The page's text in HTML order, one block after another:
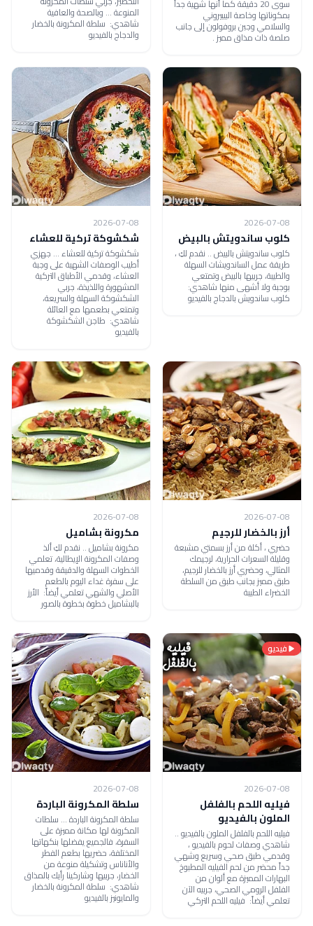
سوى 20 دقيقة كما أنها شهية جداً
بمكوناتها وخاصة البيبيروني
والسلامي وجبن بروفولون إلى جانب
صلصة ذات مذاق مميز .
المنوعة ... وبالصحة والعافية
شاهدي: سلطة المكرونة بالخضار
والدجاج بالفيديو
2026-07-08
كلوب ساندويتش بالبيض
كلوب ساندويتش بالبيض .. نقدم لكِ ،
طريقة عمل الساندويشات السهلة
والطيبة، جربيها بالبيض وتمتعي
بوجبة ولا أشهى منها شاهدي:
كلوب ساندويش بالدجاج بالفيديو
2026-07-08
شكشوكة تركية للعشاء
شكشوكة تركية للعشاء ... جهزي
أطيب الوصفات الشهية على وجبة
العشاء، وقدمي الأطباق التركية
المشهورة واللذيذة، جربي
الشكشوكة السهلة والسريعة،
وتمتعي بطعمها مع العائلة
شاهدي: طاجن الشكشوكة
بالفيديو
2026-07-08
أرز بالخضار للرجيم
حضري ، أكلة من أرز بسمتي مشبعة
وقليلة السعرات الحرارية، لرجيمك
المثالي، وحضري أرز بالخضار للرجيم،
طبق مميز بجانب طبق من السلطة
الخضراء الطيبة
2026-07-08
مكرونة بشاميل
مكرونة بشاميل .. نقدم لكِ ألذ
وصفات المكرونة الإيطالية، تعلمي
الخطوات السهلة والدقيقة وقدميها
على سفرة غداء اليوم بالطعم
الأصلي والشهي تعلمي أيضاً: الأرز
بالبشاميل خطوة بخطوة بالصور
فيديو
2026-07-08
فيليه اللحم بالفلفل
الملون بالفيديو
فيليه اللحم بالفلفل الملون بالفيديو ..
شاهدي وصفات لحوم بالفيديو ،
وقدمي طبق صحي وسريع وشهي
جداً محضر من لحم الفيليه المطبوخ
البهارات المميزة مع ألوان من
الفلفل الرومي الصحي، جربيه الآن
تعلمي أيضاً: فيليه اللحم التركي
2026-07-08
سلطة المكرونة الباردة
سلطة المكرونة الباردة ... سلطات
المكرونة لها مكانة مميزة على
السفرة، فالجميع يفضلها بنكهاتها
المختلفة، حضريها بطعم الفطر
والأناناس وتشكيلة منوعة من
الخضار، جربيها وشاركينا رأيك بالمذاق
شاهدي: سلطة المكرونة بالخضار
والمايونيز بالفيديو